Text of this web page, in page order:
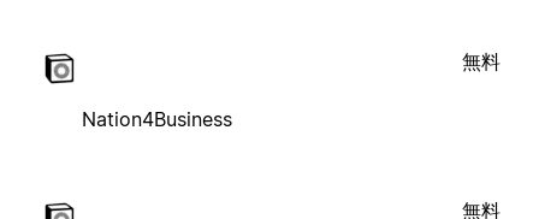
Nation4Business
無料
無料